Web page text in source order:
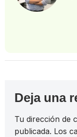
Deja una
Tu dirección de
publicada. Los